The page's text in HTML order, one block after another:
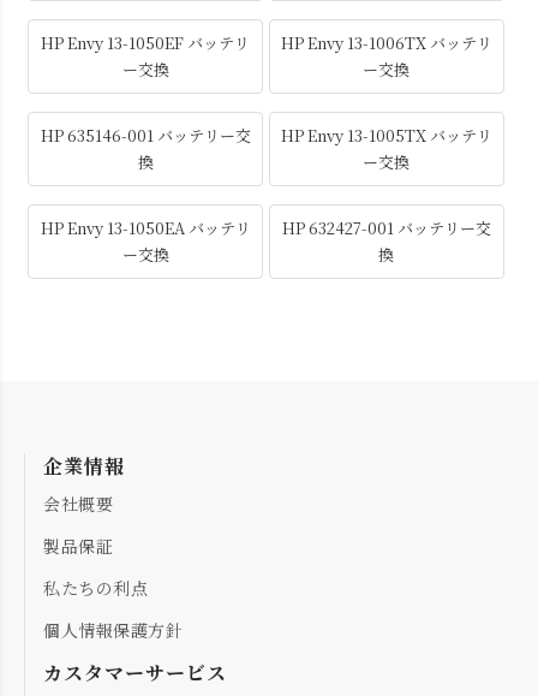
HP Envy 13-1050EF バッテリ
ー交換
HP Envy 13-1006TX バッテリ
ー交換
HP 635146-001 バッテリー交
換
HP Envy 13-1005TX バッテリ
ー交換
HP Envy 13-1050EA バッテリ
ー交換
HP 632427-001 バッテリー交
換
企業情報
会社概要
製品保証
私たちの利点
個人情報保護方針
カスタマーサービス